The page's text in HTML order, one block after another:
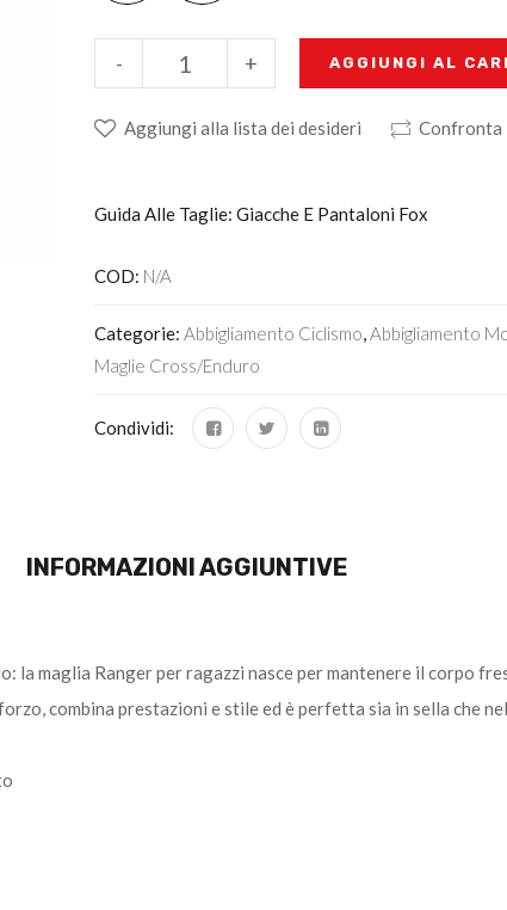
+
- AGGIUNGI AL
Aggiungi alla lista dei desideri Confronta
Guida Alle Taglie: Giacche E Pantaloni Fox
COD: N/A
Categorie: Abbigliamento Ciclismo Abbigliamento
Maglie Cross/enduro
Condividi:
INFORMAZIONI AGGIUNTIVE
maglia Ranger per ragazzi nasce per mantenere il corpo
combina prestazioni e stile ed è perfetta sia in sella che